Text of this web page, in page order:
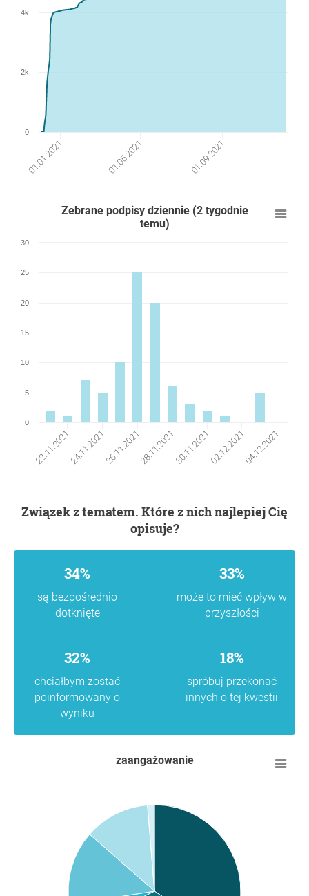
01.01.2021 01.05.2021 01.09.2021
0
2k
4k
Zebrane podpisy dziennie (2 tygodnie
temu)
22.11.2021 24.11.202126.11.202128.11.202130.11.202102.12.202104.12.2021
0
5
10
15
20
25
30
Związek z tematem. Które z nich najlepiej Cię
opisuje?
34%
są bezpośrednio
dotknięte
33%
może to mieć wpływ w
przyszłości
32%
chciałbym zostać
poinformowany o
wyniku
18%
spróbuj przekonać
innych o tej kwestii
zaangażowanie